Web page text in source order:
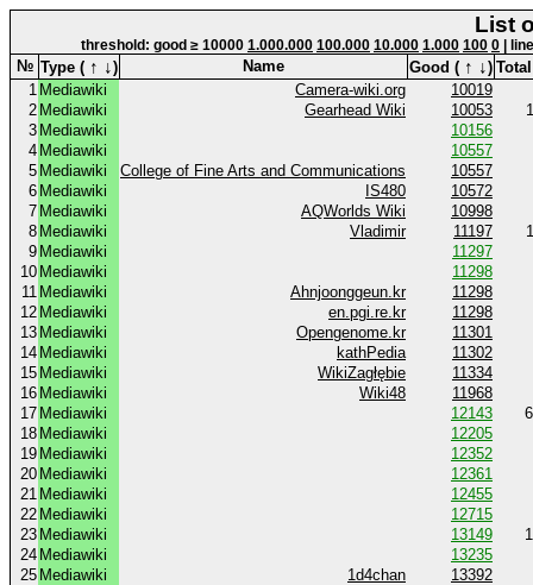
List
threshold: good ≥ 10000 1.000.000 100.000 10.000 1.000 100 0 |
№ Type ( ↑ ↓) Name Good ( ↑ ↓)
1 Mediawiki Camera-wiki.org
10019
2 Mediawiki Gearhead Wiki 10053
3 Mediawiki
10156
4 Mediawiki
10557
5 Mediawiki College of Fine Arts and Communications
10557
6 Mediawiki IS480
10572
7 Mediawiki AQWorlds Wiki
10998
8 Mediawiki Vladimir 11197
9 Mediawiki
11297
10 Mediawiki
11298
11 Mediawiki Ahnjoonggeun.kr
11298
12 Mediawiki en.pgi.re.kr
11298
13 Mediawiki Opengenome.kr
11301
14 Mediawiki kathPedia
11302
15 Mediawiki WikiZagłębie
11334
16 Mediawiki Wiki48
11968
17 Mediawiki 12143
18 Mediawiki
12205
19 Mediawiki
12352
20 Mediawiki
12361
21 Mediawiki
12455
22 Mediawiki
12715
23 Mediawiki 13149
24 Mediawiki
13235
25 Mediawiki 1d4chan
13392